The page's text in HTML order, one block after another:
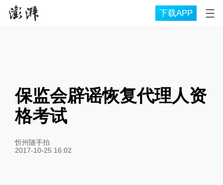
下载APP
保监会辟谣恢复代理人资
格考试
忻州随手拍
2017-10-25 16:02